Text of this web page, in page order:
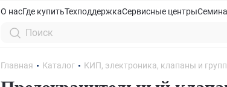
О насГде купитьТехподдержкаСервисные центры
Главная Каталог КИП, электроника, клапаны и